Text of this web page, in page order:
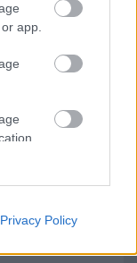
app.
other
Privacy Policy